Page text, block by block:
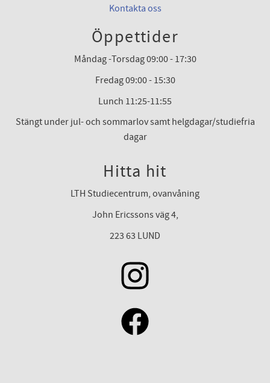
Kontakta oss
Öppettider
Måndag -Torsdag 09:00 - 17:30
Fredag 09:00 - 15:30
Lunch 11:25-11:55
Stängt under jul- och sommarlov samt helgdagar/studiefria
dagar
Hitta hit
LTH Studiecentrum, ovanvåning
John Ericssons väg 4,
223 63 LUND